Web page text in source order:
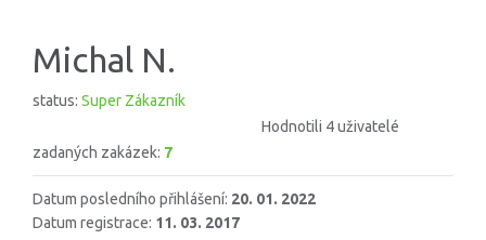
Michal N.
status: Super Zákazník
Hodnotili 4 uživatelé
zadaných zakázek: 7
Datum posledního přihlášení: 20. 01. 2022
Datum registrace: 11. 03. 2017